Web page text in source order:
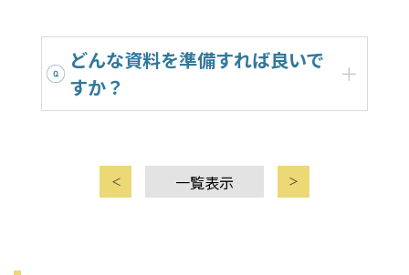
どんな資料を準備すれば良いで
すか？
一覧表示